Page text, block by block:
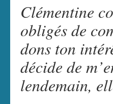
Clémentine
obligés de
dons ton
décide de
lendemain,